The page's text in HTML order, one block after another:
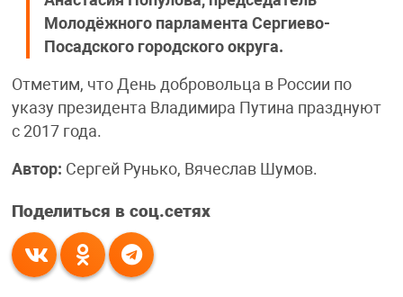
Молодёжного парламента Сергиево-
Посадского городского округа.
Отметим, что День добровольца в России по
указу президента Владимира Путина празднуют
с 2017 года.
Автор: Сергей Рунько, Вячеслав Шумов.
Поделиться в соц.сетях